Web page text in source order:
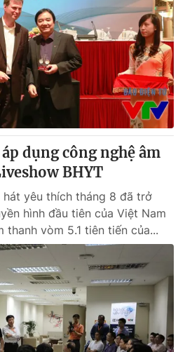
dụng công nghệ âm
BHYT
hát yêu thích tháng 8 đã trở
hình đầu tiên của Việt Nam
thanh vòm 5.1 tiên tiến của...